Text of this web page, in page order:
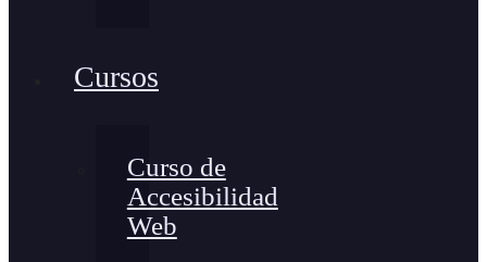
Cursos
Curso de
Accesibilidad
Web